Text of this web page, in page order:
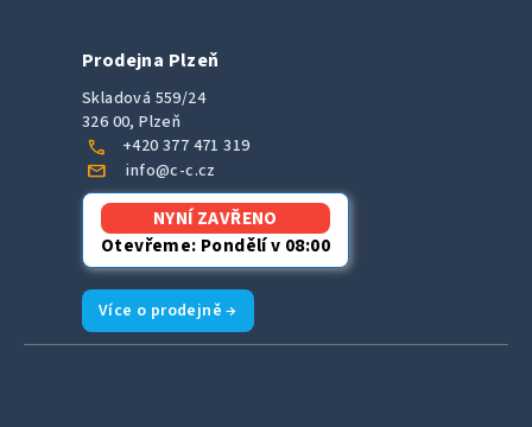
Prodejna Plzeň
Skladová 559/24
326 00, Plzeň
call +420 377 471 319
mail info@c-c.cz
NYNÍ ZAVŘENO
Otevřeme: Pondělí v 08:00
Více o prodejně →